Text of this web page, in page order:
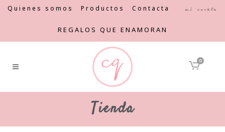
Quienes somos Productos Contacta Mi cuenta
REGALOS QUE ENAMORAN
0
Tienda